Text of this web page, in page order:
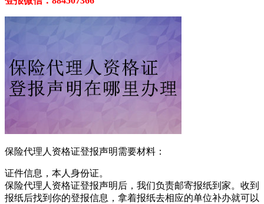
保险代理人资格证登报声明需要材料：
证件信息，本人身份证。
保险代理人资格证登报声明后，我们负责邮寄报纸到家。收到
报纸后找到你的登报信息，拿着报纸去相应的单位补办就可以